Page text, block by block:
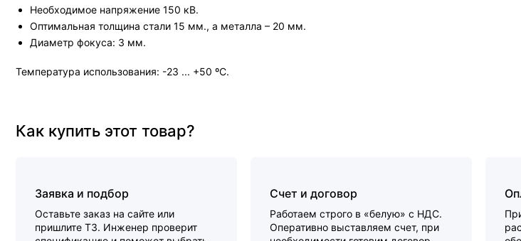
Необходимое напряжение 150 кВ.
Оптимальная толщина стали 15 мм., а металла – 20 мм.
Диаметр фокуса: 3 мм.
Температура использования: -23 ... +50 ºС.
Как купить этот товар?
Заявка и подбор
Оставьте заказ на сайте или
пришлите ТЗ. Инженер проверит
Счет и договор
Работаем строго в «белую» с НДС.
Оперативно выставляем счет, при